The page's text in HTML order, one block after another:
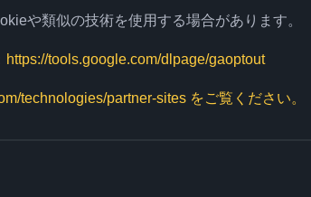
や類似の技術を使用する場合があります。
https://tools.google.com/dlpage/gaoptout
technologies/partner-sites をご覧ください。